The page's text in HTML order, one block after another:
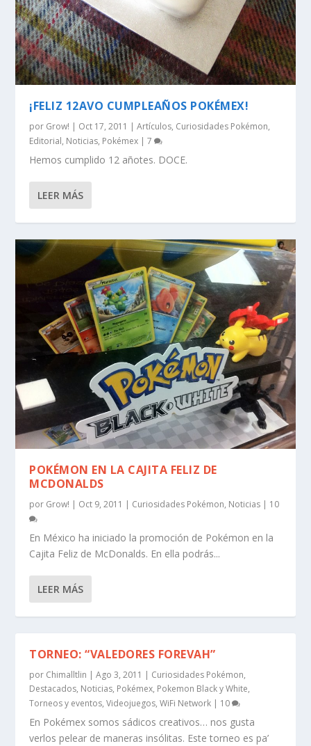
¡FELIZ 12AVO CUMPLEAÑOS POKÉMEX!
por Grow! | Oct 17, 2011 |Artículos, Curiosidades Pokémon,
Editorial, Noticias, Pokémex |7
Hemos cumplido 12 añotes. DOCE.
LEER MÁS
POKÉMON EN LA CAJITA FELIZ DE
MCDONALDS
por Grow! | Oct 9, 2011 | Curiosidades Pokémon, Noticias | 10
En México ha iniciado la promoción de Pokémon en la
Cajita Feliz de McDonalds. En ella podrás...
LEER MÁS
TORNEO: “VALEDORES FOREVAH”
por Chimalltlin |Ago 3, 2011 | Curiosidades Pokémon,
Destacados, Noticias, Pokémex, Pokemon Black y White,
Torneos y eventos,Videojuegos,WiFi Network | 10
En Pokémex somos sádicos creativos… nos gusta
verlos pelear de maneras insólitas. Este torneo es pa’